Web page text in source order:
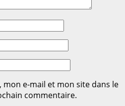
e-mail et mon site dans le
commentaire.